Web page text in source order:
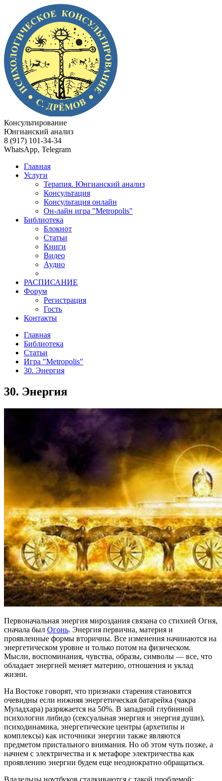
Консультирование
Юнгианский анализ
8 (917) 101-34-34
WhatsApp, Telegram
Главная
Услуги
Терапия. Юнгианский анализ
Консультация
Консультация онлайн
Он-лайн игра "Metropolis"
Библиотека
Блокнот
Статьи
Книги
Видео
Аудио
РАСПИСАНИЕ
Форум
Регистрация
Гость
Контакты
Главная
Библиотека
Статьи
Игра "Metropolis"
30. Энергия
30. Энергия
Первоначальная энергия мироздания связана со стихией Огня,
сначала был Огонь. Энергия первична, материя и
проявленные формы вторичны. Все изменения начинаются на
энергетическом уровне и только потом на физическом.
Мысли, воспоминания, чувства, образы, символы — все, что
обладает энергией меняет материю, отношения и уклад
жизни.
На Востоке говорят, что признаки старения становятся
очевидны если нижняя энергетическая батарейка (чакра
Муладхара) разряжается на 50%. В западной глубинной
психологии либидо (сексуальная энергия и энергия души),
психодинамика, энергетические центры (архетипы и
комплексы) как источники энергии также являются
предметом пристального внимания. Но об этом чуть позже, а
начнем с электричества и к метафоре электричества как
проявлению энергии будем еще неоднократно обращаться.
Владельцы ноутбуков сталкиваются с такой проблемой: